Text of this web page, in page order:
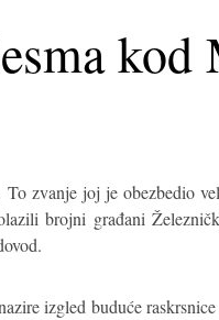
kod
To zvanje joj je obezbedio
brojni građani
izgled buduće raskrsnice